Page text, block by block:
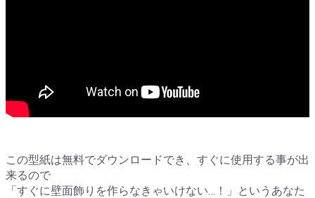
この型紙は無料でダウンロードでき、すぐに使用する事が出
来るので
「すぐに壁面飾りを作らなきゃいけない…！」というあなた